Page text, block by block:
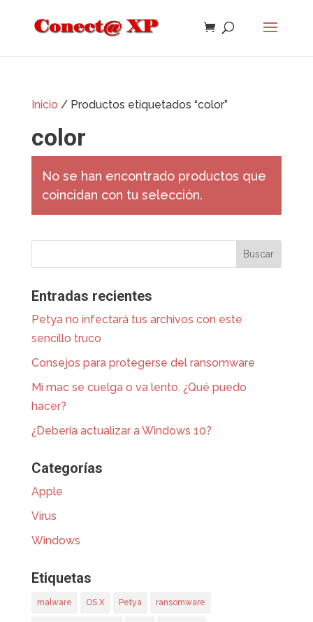
Inicio / Productos etiquetados “color”
color
No se han encontrado productos que
coincidan con tu selección.
Entradas recientes
Petya no infectará tus archivos con este
sencillo truco
Consejos para protegerse del ransomware
Mi mac se cuelga o va lento. ¿Qué puedo
hacer?
¿Debería actualizar a Windows 10?
Categorías
Apple
Virus
Windows
Etiquetas
malware OS X Petya ransomware